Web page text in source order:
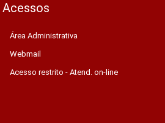
Acessos
Área Administrativa
Webmail
Acesso restrito - Atend. on-line